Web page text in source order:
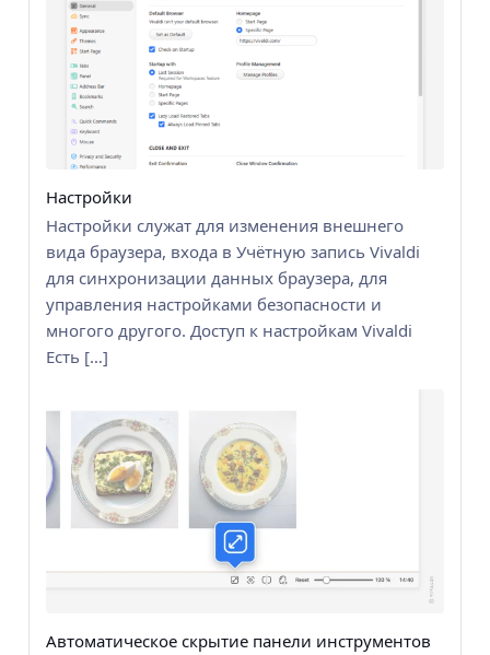
Настройки
Настройки служат для изменения внешнего
вида браузера, входа в Учётную запись Vivaldi
для синхронизации данных браузера, для
управления настройками безопасности и
многого другого. Доступ к настройкам Vivaldi
Есть […]
Автоматическое скрытие панели инструментов